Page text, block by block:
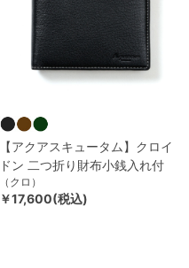
【アクアスキュータム】クロイ
ドン 二つ折り財布小銭入れ付
（クロ）
￥17,600(税込)